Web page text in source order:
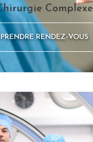
Complexe
PRENDRE RENDEZ-VOUS